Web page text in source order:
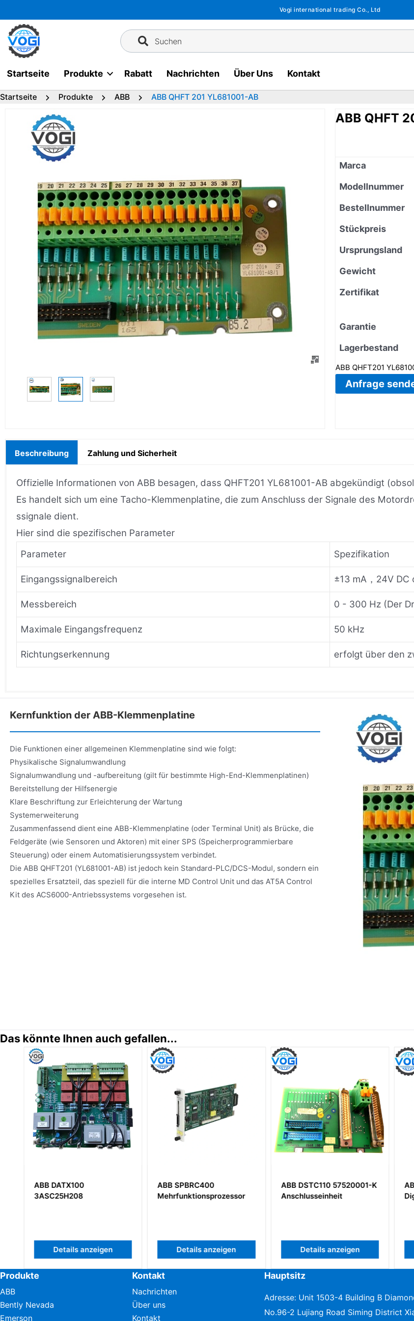
Inhalt
springen
Vogi international trading Co., Ltd
Suchen
Startseite Produkte Rabatt Nachrichten Über Uns Kontakt
Startseite Produkte ABB ABB QHFT 201 YL681001-AB
ABB QHFT
Marca
Modellnummer
Bestellnummer
Stückpreis
Ursprungsland
Gewicht
Zertifikat
Garantie
Lagerbestand
ABB QHFT201
Anfrage
Beschreibung Zahlung und Sicherheit
Offizielle Informationen von ABB besagen, dass QHFT201 YL681001-AB abgekündigt
Es handelt sich um eine Tacho-Klemmenplatine, die zum Anschluss der Signale des
ssignale dient.
Hier sind die spezifischen Parameter
Parameter
Spezifikation
Eingangssignalbereich ±13 mA，24V DC
Messbereich 0 - 300 Hz (Der
Maximale Eingangsfrequenz 50 kHz
Richtungserkennung erfolgt über den
Kernfunktion der ABB-Klemmenplatine
Die Funktionen einer allgemeinen Klemmenplatine sind wie folgt:
Physikalische Signalumwandlung
Signalumwandlung und -aufbereitung (gilt für bestimmte High-End-Klemmenplatinen)
Bereitstellung der Hilfsenergie
Klare Beschriftung zur Erleichterung der Wartung
Systemerweiterung
Zusammenfassend dient eine ABB-Klemmenplatine (oder Terminal Unit) als Brücke, die
Feldgeräte (wie Sensoren und Aktoren) mit einer SPS (Speicherprogrammierbare
Steuerung) oder einem Automatisierungssystem verbindet.
Die ABB QHFT201 (YL681001-AB) ist jedoch kein Standard-PLC/DCS-Modul, sondern ein
spezielles Ersatzteil, das speziell für die interne MD Control Unit und das AT5A Control
Kit des ACS6000-Antriebssystems vorgesehen ist.
Das könnte Ihnen auch gefallen...
ABB DATX100
3ASC25H208
Details anzeigen
ABB SPBRC400
Mehrfunktionsprozessor
Details anzeigen
ABB DSTC110 57520001-K
Anschlusseinheit
Details anzeigen
Produkte
ABB
Bently Nevada
Emerson
Kontakt
Nachrichten
Über uns
Kontakt
Hauptsitz
Adresse: Unit 1503-4 Building B
No.96-2 Lujiang Road Siming District